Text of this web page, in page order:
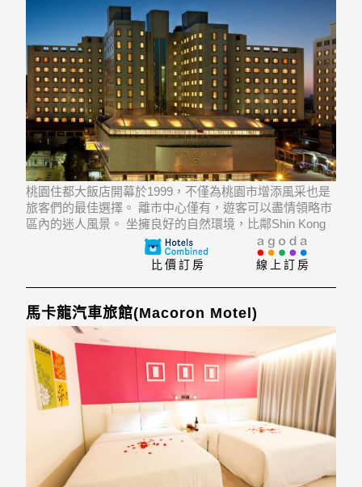
桃園住都大飯店開幕於1999，不僅為桃園市增添風采也是
旅客們的最佳選擇。 離市中心僅有，遊客可以盡情領略市
區內的迷人風景。 坐擁良好的自然環境，比鄰Shin Kong
Mitsukoshi Mall (Taoyuan Station), Fanjiang Zutang,
線上訂房
比價訂房
馬卡龍汽車旅館(Macoron Motel)